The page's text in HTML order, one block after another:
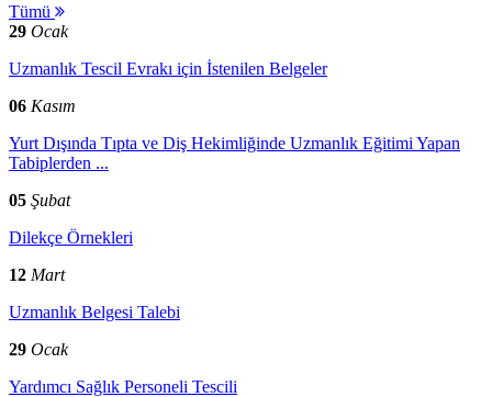
Tümü
29 Ocak
Uzmanlık Tescil Evrakı için İstenilen Belgeler
06 Kasım
Yurt Dışında Tıpta ve Diş Hekimliğinde Uzmanlık Eğitimi Yapan
Tabiplerden ...
05 Şubat
Dilekçe Örnekleri
12 Mart
Uzmanlık Belgesi Talebi
29 Ocak
Yardımcı Sağlık Personeli Tescili